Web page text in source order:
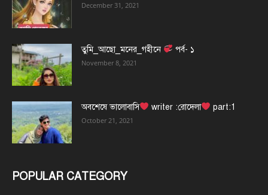
December 31, 2021
তুমি_আছো_মনের_গহীনে পর্ব- ১
November 8, 2021
অবশেষে ভালোবাসি writer :রোদেলা part:1
October 21, 2021
POPULAR CATEGORY